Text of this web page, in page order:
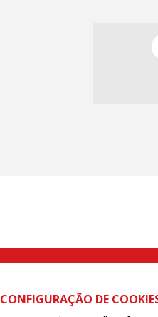
Rua Caetano Pinto nº 575
CONFIGURAÇÃO DE